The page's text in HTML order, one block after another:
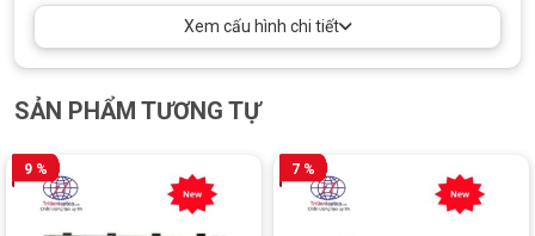
Xem cấu hình chi tiết
SẢN PHẨM TƯƠNG TỰ
9 % 7 %